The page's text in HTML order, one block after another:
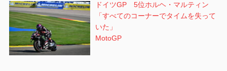
ドイツGP 5位ホルヘ・マルティン
「すべてのコーナーでタイムを失って
いた」
MotoGP